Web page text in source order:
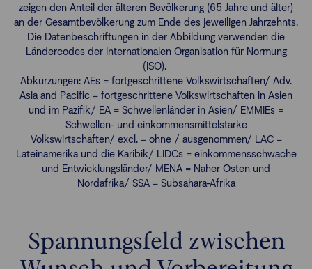
zeigen den Anteil der älteren Bevölkerung (65 Jahre und älter)
an der Gesamtbevölkerung zum Ende des jeweiligen Jahrzehnts.
Die Datenbeschriftungen in der Abbildung verwenden die
Ländercodes der Internationalen Organisation für Normung
(ISO).
Abkürzungen: AEs = fortgeschrittene Volkswirtschaften/ Adv.
Asia and Pacific = fortgeschrittene Volkswirtschaften in Asien
und im Pazifik/ EA = Schwellenländer in Asien/ EMMIEs =
Schwellen- und einkommensmittelstarke
Volkswirtschaften/ excl. = ohne / ausgenommen/ LAC =
Lateinamerika und die Karibik/ LIDCs = einkommensschwache
und Entwicklungsländer/ MENA = Naher Osten und
Nordafrika/ SSA = Subsahara-Afrika
Spannungsfeld zwischen